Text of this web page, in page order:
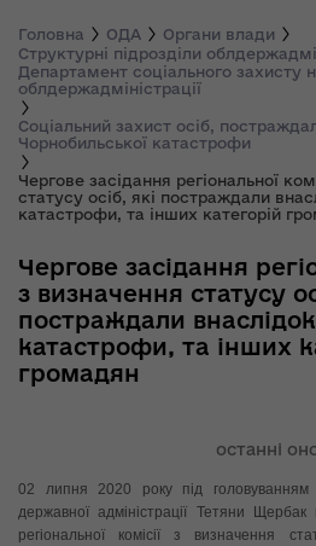
Головна ОДА
Органи влади
Структурні підрозділи
Департамент соціального захисту
облдержадміністрації
Соціальний захист осіб,
Чорнобильської катастрофи
Чергове засідання регіональної
статусу осіб, які постраждали
катастрофи, та інших категорій
останні
Чергове засідання
з визначення статусу
постраждали
катастрофи, та інших
громадян
02 липня 2020 року під головуванням
державної адміністрації Тетяни Щербак
регіональної комісії з визначення